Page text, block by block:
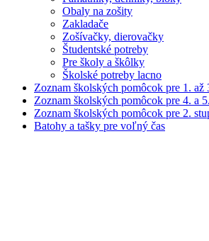
Obaly na zošity
Zakladače
Zošívačky, dierovačky
Študentské potreby
Pre školy a škôlky
Školské potreby lacno
Zoznam školských pomôcok pre 1. až
Zoznam školských pomôcok pre 4. a
Zoznam školských pomôcok pre 2.
Batohy a tašky pre voľný čas